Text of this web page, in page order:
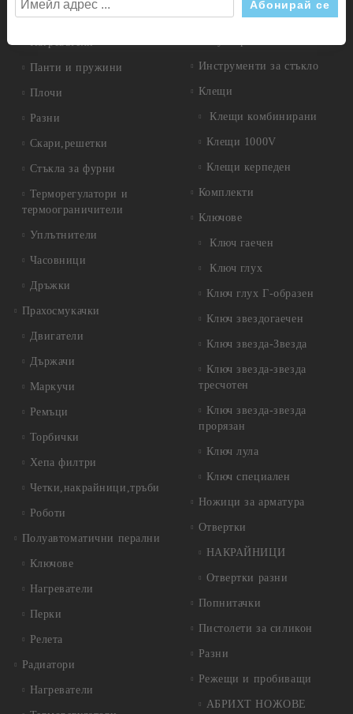
Крушки
Нагреватели
Панти и пружини
Плочи
Разни
Скари,решетки
Стъкла за фурни
Терморегулатори и
термоограничители
Уплътнители
Часовници
Дръжки
Прахосмукачки
Двигатели
Държачи
Маркучи
Ремъци
Торбички
Хепа филтри
Четки,накрайници,тръби
Роботи
Полуавтоматични перални
Ключове
Нагреватели
Перки
Релета
Радиатори
Нагреватели
Измервателни инструменти
Инструменти за стъкло
Клещи
Клещи комбинирани
Клещи 1000V
Клещи керпеден
Комплекти
Ключове
Ключ гаечен
Ключ глух
Ключ глух Г-образен
Ключ звездогаечен
Ключ звезда-Звезда
Ключ звезда-звезда
тресчотен
Ключ звезда-звезда
прорязан
Ключ лула
Ключ специален
Ножици за арматура
Отвертки
НАКРАЙНИЦИ
Отвертки разни
Попнитачки
Пистолети за силикон
Разни
Режещи и пробиващи
АБРИХТ НОЖОВЕ